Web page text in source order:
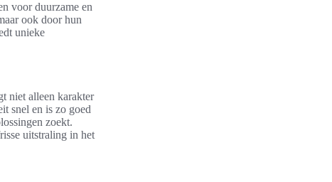
voor duurzame en
ook door hun
unieke
niet alleen karakter
snel en is zo goed
zoekt.
uitstraling in het